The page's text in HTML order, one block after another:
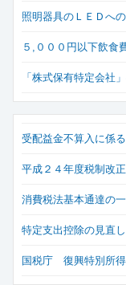
照明器具のＬＥＤへ
５,０００円以下飲
「株式保有特定会社
受配益金不算入に係
平成２４年度税制改
消費税法基本通達の
特定支出控除の見直
国税庁 復興特別所